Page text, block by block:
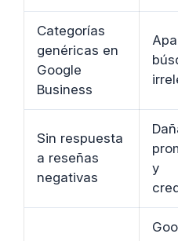
Categorías
genéricas en
Google
Business
Sin respuesta
a reseñas
negativas
y